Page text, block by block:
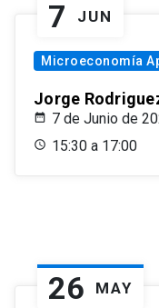
7 JUN
Microeconomía
Jorge
7 de Junio de
15:30 a 17:00
26 MAY